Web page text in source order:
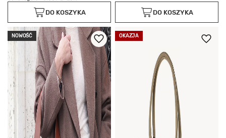
DO KOSZYKA DO KOSZYKA
NOWOŚĆ OKAZJA